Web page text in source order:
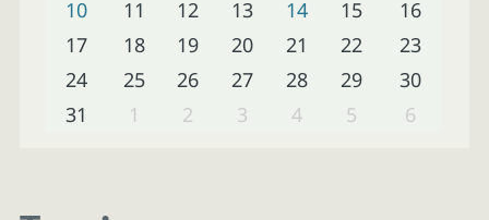
10
11 12 13 14 15
16
17
18 19 20 21 22
23
24
25 26 27 28 29
30
31
1 2 3 4 5 6